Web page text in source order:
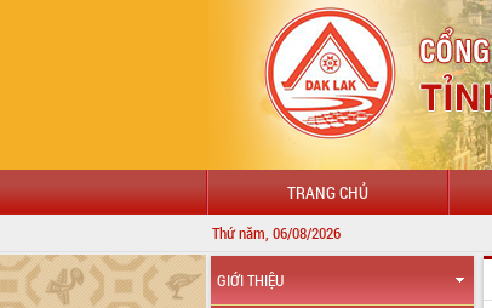
TRANG CHỦ
Thứ năm, 06/08/2026
GIỚI THIỆU